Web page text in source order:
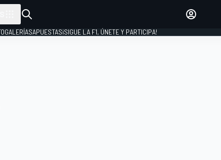
APUESTAS¡SIGUE LA F1, ÚNETE Y PARTICIPA!